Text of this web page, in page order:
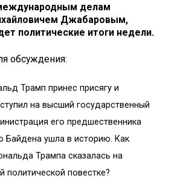
делам
Джабаровым,
политические итоги недели.
обсуждения:
Трамп принес присягу и
на высший государственный
его предшественника
Байдена ушла в историю. Как
Трампа сказалась на
политической повестке?